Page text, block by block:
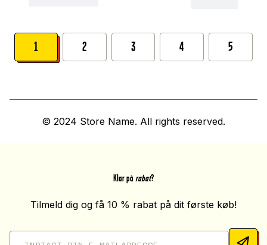
1 2 3 4 5
© 2024 Store Name. All rights reserved.
Klar på rabat?
Tilmeld dig og få 10 % rabat på dit første køb!